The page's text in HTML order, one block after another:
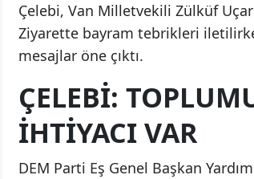
Çelebi, Van Milletvekili Zülküf
Ziyarette bayram tebrikleri
mesajlar öne çıktı.
ÇELEBI:
IHTIYACI VAR
DEM Parti Eş Genel Başkan